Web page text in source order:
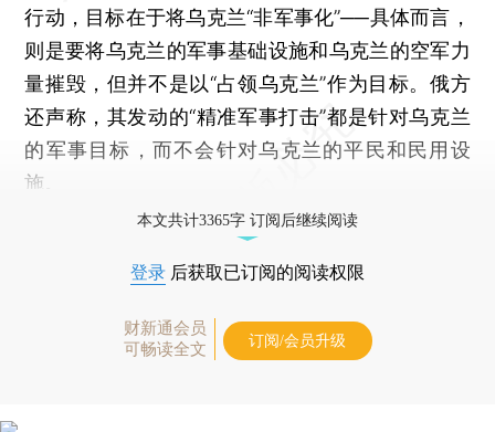
行动，目标在于将乌克兰“非军事化”──具体而言，
则是要将乌克兰的军事基础设施和乌克兰的空军力
量摧毁，但并不是以“占领乌克兰”作为目标。俄方
还声称，其发动的“精准军事打击”都是针对乌克兰
的军事目标，而不会针对乌克兰的平民和民用设
施。
本文共计3365字 订阅后继续阅读
登录 后获取已订阅的阅读权限
财新通会员
可畅读全文
订阅/会员升级